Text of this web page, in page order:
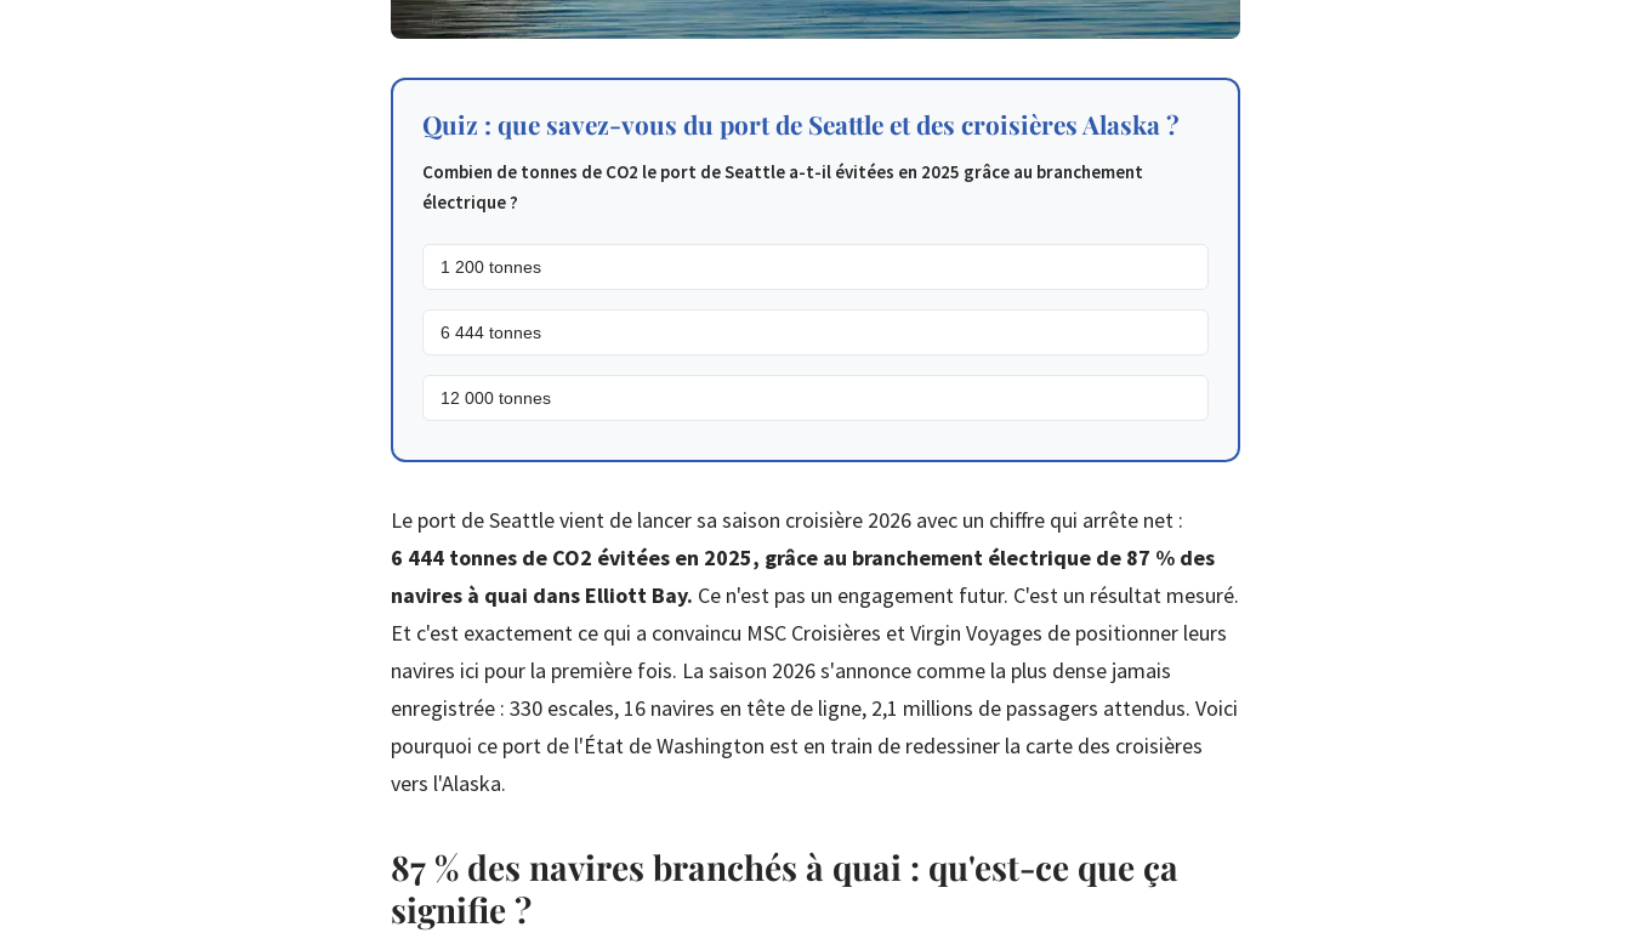
Quiz : que savez-vous du port de Seattle et des croisières Alaska ?
Combien de tonnes de CO2 le port de Seattle a-t-il évitées en 2025 grâce au branchement
électrique ?
1 200 tonnes
6 444 tonnes
12 000 tonnes
Le port de Seattle vient de lancer sa saison croisière 2026 avec un chiffre qui arrête net :
6 444 tonnes de CO2 évitées en 2025, grâce au branchement électrique de 87 % des
navires à quai dans Elliott Bay. Ce n'est pas un engagement futur. C'est un résultat mesuré.
Et c'est exactement ce qui a convaincu MSC Croisières et Virgin Voyages de positionner leurs
navires ici pour la première fois. La saison 2026 s'annonce comme la plus dense jamais
enregistrée : 330 escales, 16 navires en tête de ligne, 2,1 millions de passagers attendus. Voici
pourquoi ce port de l'État de Washington est en train de redessiner la carte des croisières
vers l'Alaska.
87 % des navires branchés à quai : qu'est-ce que ça
signifie ?